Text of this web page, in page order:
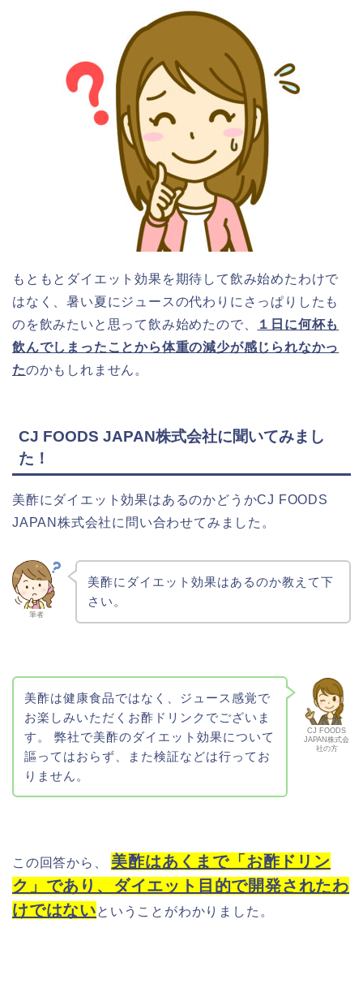
もともとダイエット効果を期待して飲み始めたわけで
はなく、暑い夏にジュースの代わりにさっぱりしたも
のを飲みたいと思って飲み始めたので、
１日に何杯も
飲んでしまったことから体重の減少が感じられなかっ
たのかもしれません。
CJ FOODS JAPAN株式会社に聞いてみまし
た！
美酢にダイエット効果はあるのかどうかCJ FOODS
JAPAN株式会社に問い合わせてみました。
筆者
美酢にダイエット効果はあるのか教えて下
さい。
CJ FOODS
JAPAN株式会
社の方
美酢は健康食品ではなく、ジュース感覚で
お楽しみいただくお酢ドリンクでございま
す。 弊社で美酢のダイエット効果について
謳ってはおらず、また検証などは行ってお
りません。
この回答から、 美酢はあくまで「お酢ドリン
ク」であり、ダイエット目的で開発されたわ
けではないということがわかりました。